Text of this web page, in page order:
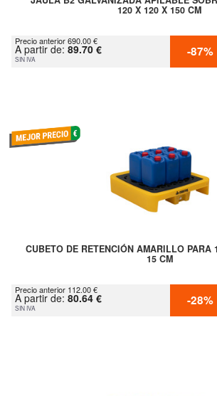
120 X 120 X 150 CM
Precio anterior 690.00 €
A partir de: 89.70 €
SIN IVA -87%
CUBETO DE RETENCIÓN AMARILLO PARA
15 CM
Precio anterior 112.00 €
A partir de: 80.64 €
SIN IVA -28%